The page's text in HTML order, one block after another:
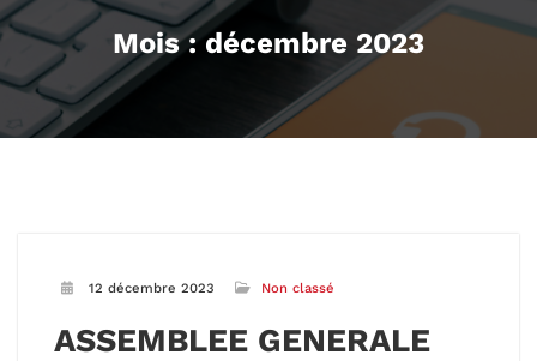
Mois : décembre 2023
12 décembre 2023 Non classé
ASSEMBLEE GENERALE